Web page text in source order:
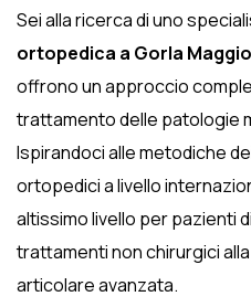
Sei alla ricerca di uno
ortopedica a Gorla
offrono un approccio
trattamento delle patologie
Ispirandoci alle metodiche
ortopedici a livello
altissimo livello per pazienti
trattamenti non chirurgici
articolare avanzata.